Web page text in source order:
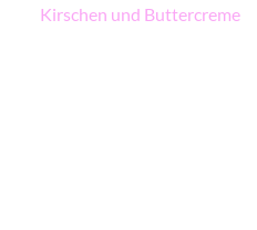
Kirschen und Buttercreme